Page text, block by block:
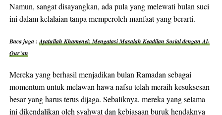
Namun, sangat disayangkan, ada pula yang melewati bulan suci
ini dalam kelalaian tanpa memperoleh manfaat yang berarti.
Baca juga :Ayatullah Khamenei: Mengatasi Masalah Keadilan Sosial dengan Al-
Qur’an
Mereka yang berhasil menjadikan bulan Ramadan sebagai
momentum untuk melawan hawa nafsu telah meraih kesuksesan
besar yang harus terus dijaga. Sebaliknya, mereka yang selama
ini dikendalikan oleh syahwat dan kebiasaan buruk hendaknya